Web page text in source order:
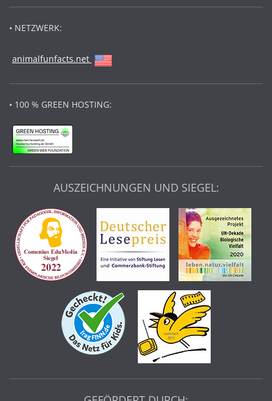
• NETZWERK:
animalfunfacts.net
• 100 % GREEN HOSTING:
AUSZEICHNUNGEN UND SIEGEL: